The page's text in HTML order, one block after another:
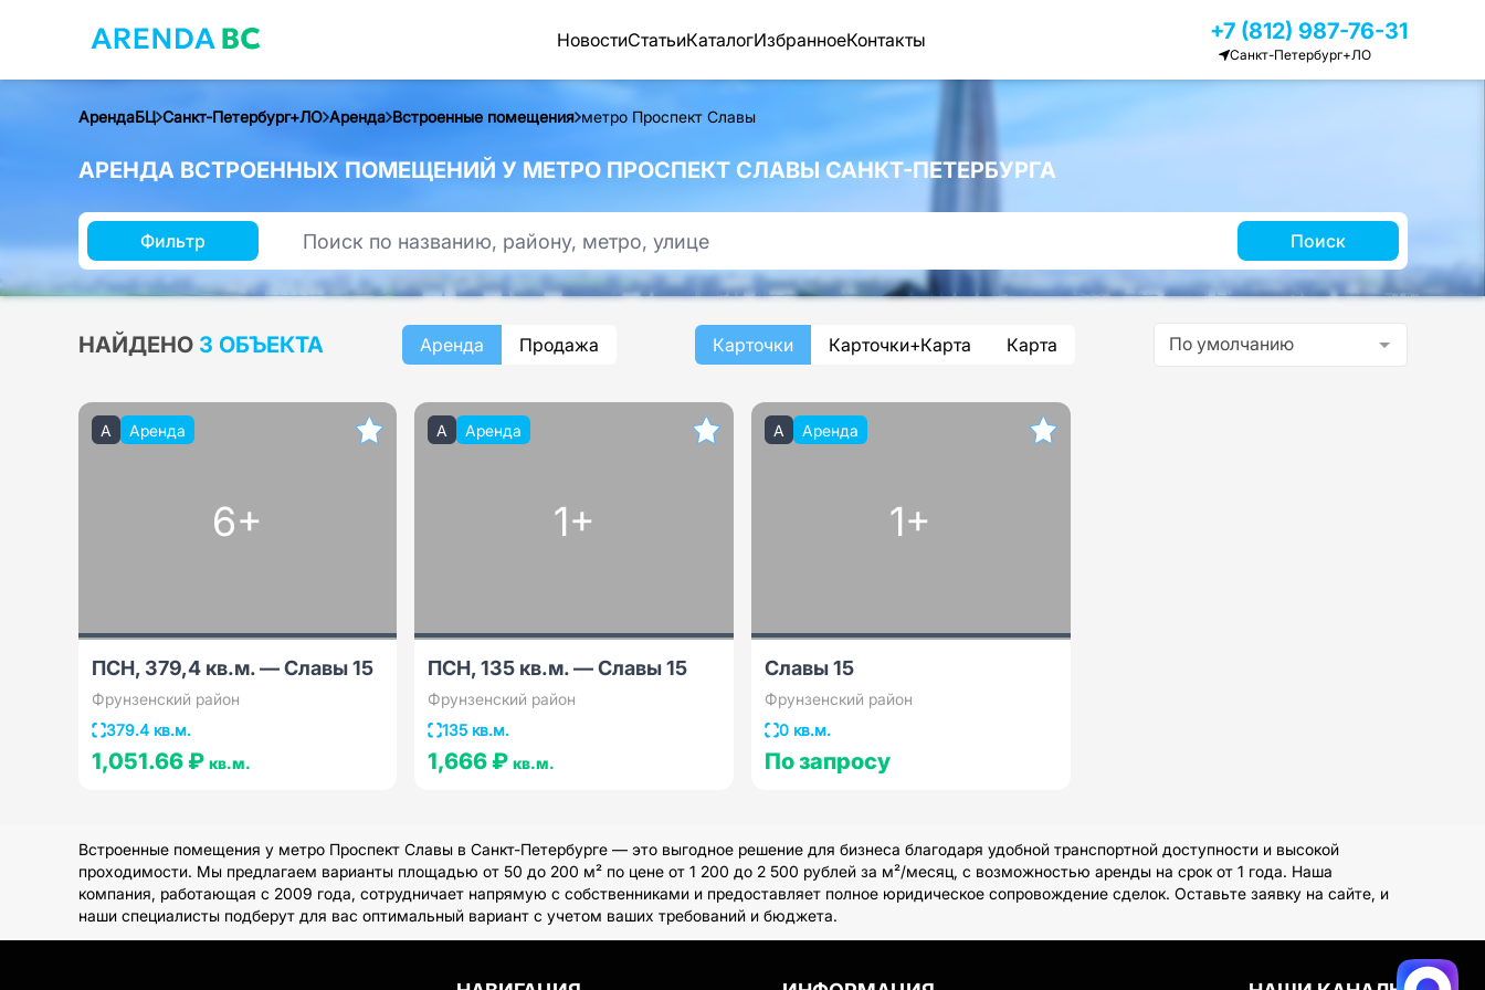
НовостиСтатьиКаталогИзбранноеКонтакты +7 (812) 987-76-31
Санкт-Петербург+ЛО
АрендаБЦ Санкт-Петербург+ЛО Аренда Встроенные помещения метро Проспект Славы
АРЕНДА ВСТРОЕННЫХ ПОМЕЩЕНИЙ У МЕТРО ПРОСПЕКТ СЛАВЫ САНКТ-ПЕТЕРБУРГА
Фильтр Поиск
НАЙДЕНО 3 ОБЪЕКТА Аренда Продажа Карточки Карточки+Карта Карта По умолчанию
A Аренда
6+
ПСН, 379,4 кв.м. — Славы 15
Фрунзенский район
379.4 кв.м.
1,051.66 ₽ кв.м.
A Аренда
1+
ПСН, 135 кв.м. — Славы 15
Фрунзенский район
135 кв.м.
1,666 ₽кв.м.
A Аренда
1+
Славы 15
Фрунзенский район
0 кв.м.
По запросу
Встроенные помещения у метро Проспект Славы в Санкт-Петербурге — это выгодное решение для бизнеса благодаря удобной транспортной доступности и высокой
проходимости. Мы предлагаем варианты площадью от 50 до 200 м² по цене от 1 200 до 2 500 рублей за м²/месяц, с возможностью аренды на срок от 1 года. Наша
компания, работающая с 2009 года, сотрудничает напрямую с собственниками и предоставляет полное юридическое сопровождение сделок. Оставьте заявку на сайте, и
наши специалисты подберут для вас оптимальный вариант с учетом ваших требований и бюджета.